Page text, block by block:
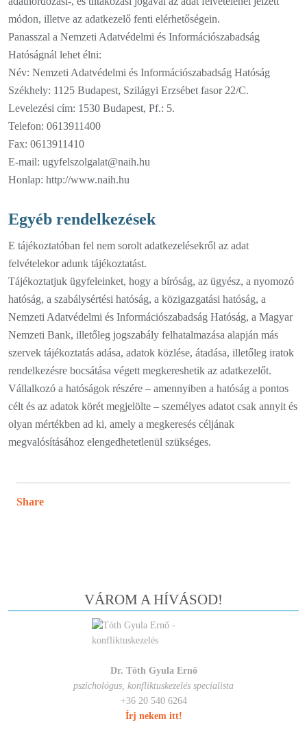
módon, illetve az adatkezelő fenti elérhetőségein.
Panasszal a Nemzeti Adatvédelmi és Információszabadság
Hatóságnál lehet élni:
Név: Nemzeti Adatvédelmi és Információszabadság Hatóság
Székhely: 1125 Budapest, Szilágyi Erzsébet fasor 22/C.
Levelezési cím: 1530 Budapest, Pf.: 5.
Telefon: 0613911400
Fax: 0613911410
E-mail: ugyfelszolgalat@naih.hu
Honlap: http://www.naih.hu
Egyéb rendelkezések
E tájékoztatóban fel nem sorolt adatkezelésekről az adat
felvételekor adunk tájékoztatást.
Tájékoztatjuk ügyfeleinket, hogy a bíróság, az ügyész, a nyomozó
hatóság, a szabálysértési hatóság, a közigazgatási hatóság, a
Nemzeti Adatvédelmi és Információszabadság Hatóság, a Magyar
Nemzeti Bank, illetőleg jogszabály felhatalmazása alapján más
szervek tájékoztatás adása, adatok közlése, átadása, illetőleg iratok
rendelkezésre bocsátása végett megkereshetik az adatkezelőt.
Vállalkozó a hatóságok részére – amennyiben a hatóság a pontos
célt és az adatok körét megjelölte – személyes adatot csak annyit és
olyan mértékben ad ki, amely a megkeresés céljának
megvalósításához elengedhetetlenül szükséges.
Share
VÁROM A HÍVÁSOD!
Dr. Tóth Gyula Ernő
pszichológus, konfliktuskezelés specialista
+36 20 540 6264
Írj nekem itt!